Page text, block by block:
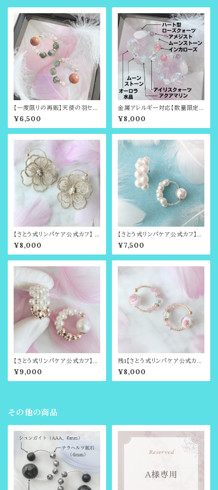
【一度限りの再販】天使の羽セラ
フィナイトのビューティーカフ（耳
たぶまわしで有名・さとう式のイ
ヤーカフ）
¥6,500
金属アレルギー対応【数量限定】
LOVE♡Heart・恋愛運・パート
ナーシップ，2月の誕生石・3月の
誕生石・6月の誕生石のビューテ
¥8,000
【さとう式リンパケア公式カフ】 F
iore （フィオーレ）レースフラワー
のビューティーカフ（さとう式イヤ
ーカフ）
¥8,000
【さとう式リンパケア公式カフ】金
属アレルギー対応・Snow Dro
p・イヤーカフ・ビューティーカフ・
ララアップやイヤーフープご愛用
¥7,500
【さとう式リンパケア公式カフ】バ
イカラーゴールド【ミニサイズ】ま
るでイヤリングのようなイヤーカ
フ・耳たぶ回しで有名・さとう式リ
¥9,000
残1【さとう式リンパケア公式カ
フ】ローズルミエール・さとう式リ
ンパケア・ビューティーカフ・イヤ
ーカフ
¥8,000
その他の商品